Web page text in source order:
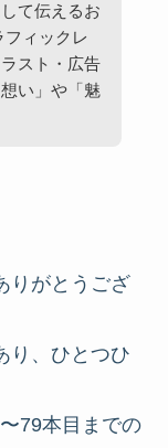
て伝えるお
ィックレ
スト・広告
い」や「魅
りがとうござ
り、ひとつひ
79本目までの